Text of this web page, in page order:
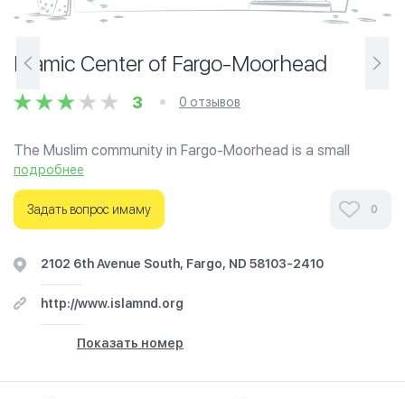
Islamic Center of Fargo-Moorhead
3 0 отзывов
The Muslim community in Fargo-Moorhead is a small
community of around 4000 people. The Masjid is open for
all five prayers daily and Friday's Jumah prayer.
Ознакомьтесь с отзывами посетителей Islamic Center
о часах работы. Ваше духовное путешествие
начинается здесь.
подробнее
Задать вопрос имаму 0
2102 6th Avenue South, Fargo, ND 58103-2410
http://www.islamnd.org
Показать номер